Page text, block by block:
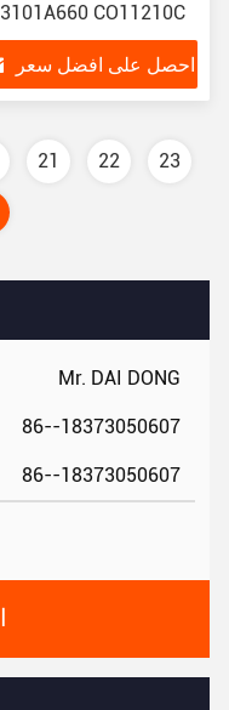
Mr. DAI DONG
86--18373050607
86--18373050607
883101A660 CO11210C
احصل على افضل سعر
21 22 23